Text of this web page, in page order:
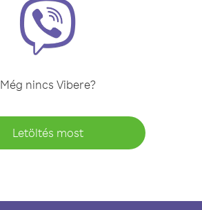
Még nincs Vibere?
Letöltés most